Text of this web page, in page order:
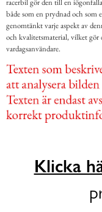
racerbil gör den till en
både som en prydnad och
genomtänkt varje aspekt av
och kvalitetsmaterial, vilket
vardagsanvändare.
Klicka